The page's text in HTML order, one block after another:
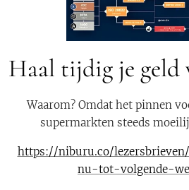
Haal tijdig je geld
Waarom? Omdat het pinnen
supermarkten steeds
https://niburu.co/
nu-tot-volgende-